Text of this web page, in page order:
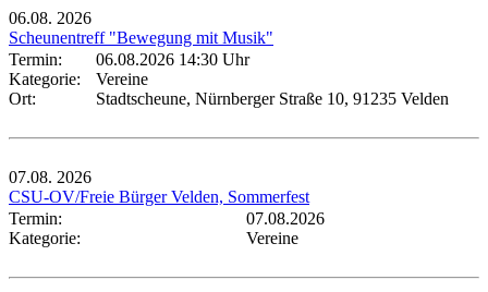
06.08. 2026
Scheunentreff "Bewegung mit Musik"
Termin:
06.08.2026 14:30 Uhr
Kategorie:
Vereine
Ort:
Stadtscheune, Nürnberger Straße 10, 91235 Velden
07.08. 2026
CSU-OV/Freie Bürger Velden, Sommerfest
Termin:
07.08.2026
Kategorie:
Vereine